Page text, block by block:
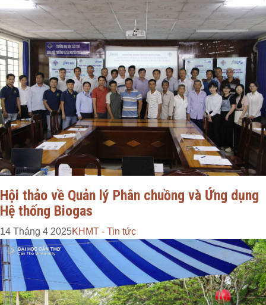
Hội thảo về Quản lý Phân chuồng và Ứng dụng
Hệ thống Biogas
14 Tháng 4 2025KHMT - Tin tức